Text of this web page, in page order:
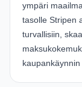
ympäri
tasolle Stripen
turvallisiin,